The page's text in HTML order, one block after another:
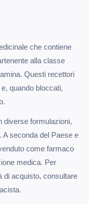
che contiene
alla classe
Questi recettori
quando bloccati,
diverse formulazioni,
seconda del Paese e
come farmaco
medica. Per
di acquisto, consultare